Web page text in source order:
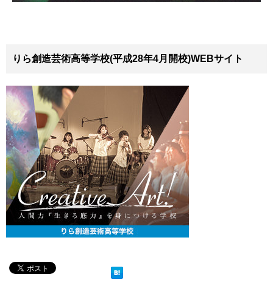
りら創造芸術高等学校(平成28年4月開校)WEBサイト